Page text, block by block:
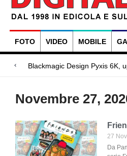
FOTO VIDEO MOBILE
Megadap M2RF,
Blackmagic Design
Arri Rental, evoluzioni in arrivo
Novembre 27,
27
Da